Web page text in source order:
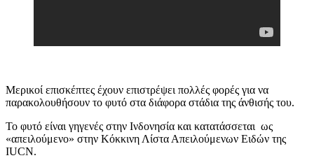
Μερικοί επισκέπτες έχουν επιστρέψει πολλές φορές για να
παρακολουθήσουν το φυτό στα διάφορα στάδια της άνθισής του.
Το φυτό είναι γηγενές στην Ινδονησία και κατατάσσεται ως
«απειλούμενο» στην Κόκκινη Λίστα Απειλούμενων Ειδών της
IUCN.